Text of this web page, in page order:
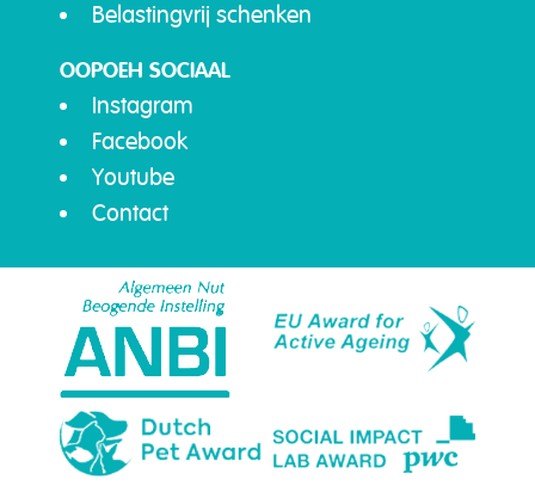
Belastingvrij schenken
OOPOEH SOCIAAL
Instagram
Facebook
Youtube
Contact